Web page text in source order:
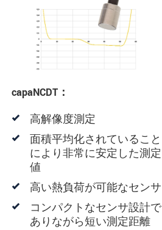
capaNCDT：
高解像度測定
面積平均化されていること
により非常に安定した測定
値
高い熱負荷が可能なセンサ
コンパクトなセンサ設計で
ありながら短い測定距離